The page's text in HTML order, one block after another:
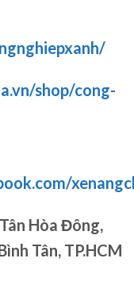
shop/cong-
Hòa Đông,
Tân, TP.HCM